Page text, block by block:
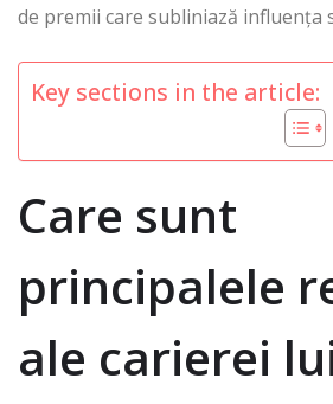
de premii care subliniază influența
Key sections in the article:
Care sunt
principalele
ale carierei